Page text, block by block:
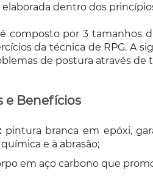
dentro dos
composto por 3 tamanhos
da técnica de RPG. A
de postura através
e Benefícios
pintura branca em epóxi,
e à abrasão;
em aço carbono que